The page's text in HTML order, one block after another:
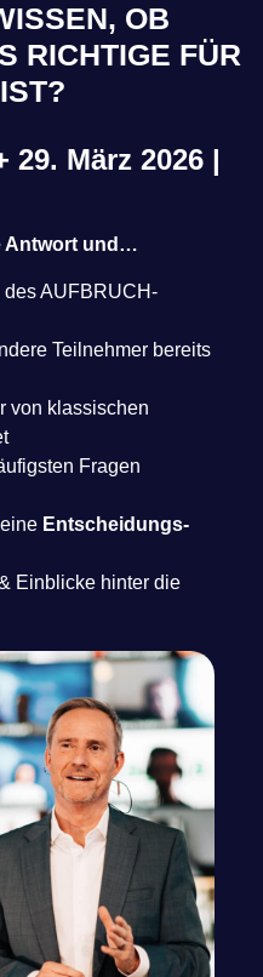
OB
RICHTIGE FÜR
29. März 2026 |
Antwort und…
AUFBRUCH-
Teilnehmer bereits
von klassischen
Fragen
Entscheidungs-
Einblicke hinter die